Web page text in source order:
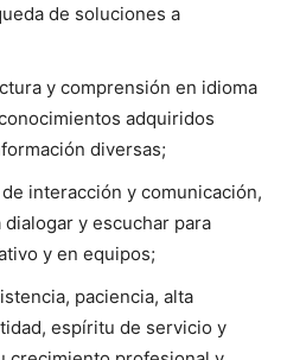
de soluciones a
y comprensión en idioma
adquiridos
diversas;
interacción y comunicación,
y escuchar para
y en equipos;
paciencia, alta
espíritu de servicio y